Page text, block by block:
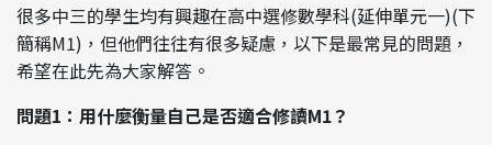
很多中三的學生均有興趣在高中選修數學科(延伸單元一)(下
簡稱M1)，但他們往往有很多疑慮，以下是最常見的問題，
希望在此先為大家解答。
問題1：用什麼衡量自己是否適合修讀M1？